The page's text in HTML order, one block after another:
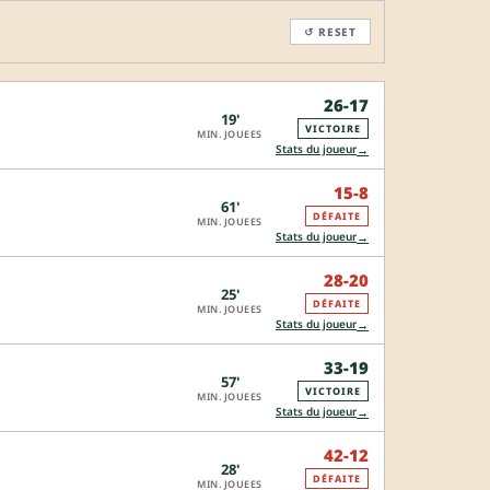
↺ RESET
19'
MIN. JOUEES
26-17
VICTOIRE
Stats du joueur→
61'
MIN. JOUEES
15-8
DÉFAITE
Stats du joueur→
25'
MIN. JOUEES
28-20
DÉFAITE
Stats du joueur→
57'
MIN. JOUEES
33-19
VICTOIRE
Stats du joueur→
28'
MIN. JOUEES
42-12
DÉFAITE